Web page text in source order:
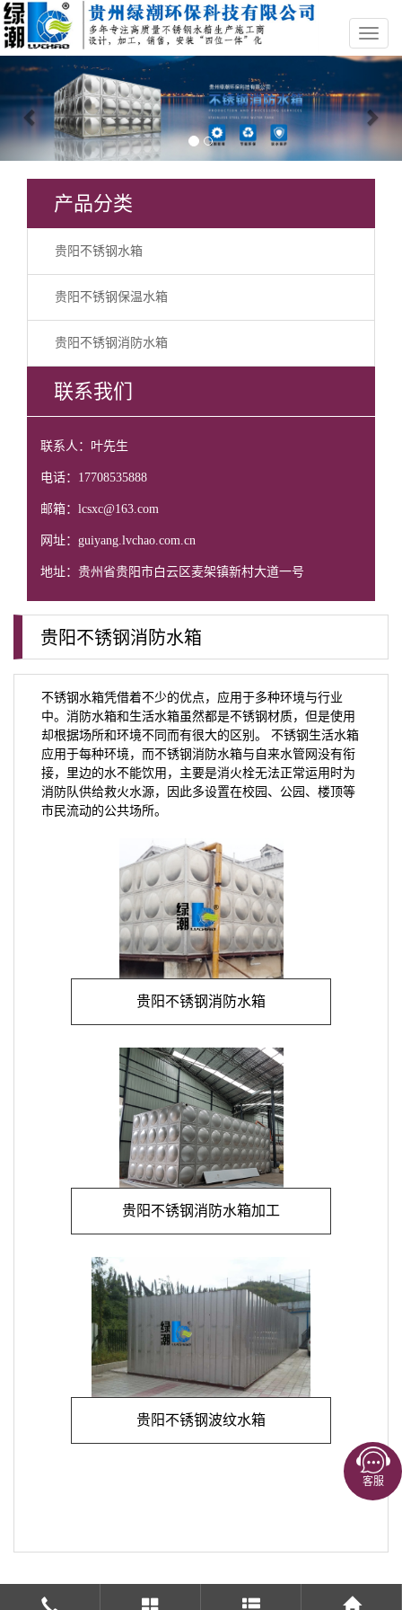
Previous
产品分类
贵阳不锈钢水箱
贵阳不锈钢保温水箱
贵阳不锈钢消防水箱
联系我们
联系人：叶先生
电话：17708535888
邮箱：lcsxc@163.com
网址：guiyang.lvchao.com.cn
地址：贵州省贵阳市白云区麦架镇新村大道一号
贵阳不锈钢消防水箱
不锈钢水箱凭借着不少的优点，应用于多种环境与行业
中。消防水箱和生活水箱虽然都是不锈钢材质，但是使用
却根据场所和环境不同而有很大的区别。 不锈钢生活水箱
应用于每种环境，而不锈钢消防水箱与自来水管网没有衔
接，里边的水不能饮用，主要是消火栓无法正常运用时为
消防队供给救火水源，因此多设置在校园、公园、楼顶等
市民流动的公共场所。
贵阳不锈钢消防水箱
贵阳不锈钢消防水箱加工
贵阳不锈钢波纹水箱
客服